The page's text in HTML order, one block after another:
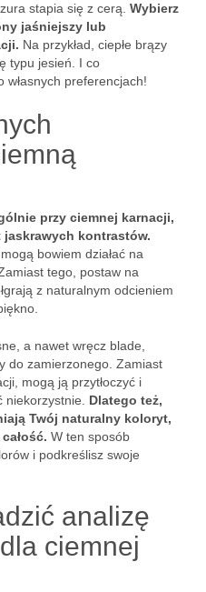
stapia się z cerą. Wybierz
jaśniejszy lub
Na przykład, ciepłe brązy
typu jesień. I co
własnych preferencjach!
przy ciemnej karnacji,
kontrastów.
bowiem działać na
tego, postaw na
z naturalnym odcieniem
a nawet wręcz blade,
do zamierzonego. Zamiast
mogą ją przytłoczyć i
niekorzystnie. Dlatego też,
Twój naturalny koloryt,
W ten sposób
i podkreślisz swoje
analizę
ciemnej